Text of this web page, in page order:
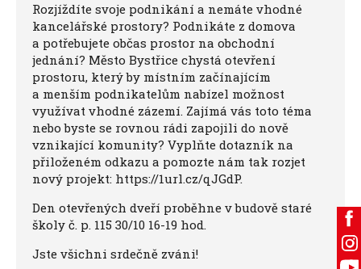
Rozjíždíte svoje podnikání a nemáte vhodné
kancelářské prostory? Podnikáte z domova
a potřebujete občas prostor na obchodní
jednání? Město Bystřice chystá otevření
prostoru, který by místním začínajícím
a menším podnikatelům nabízel možnost
využívat vhodné zázemí. Zajímá vás toto téma
nebo byste se rovnou rádi zapojili do nově
vznikající komunity? Vyplňte dotazník na
přiloženém odkazu a pomozte nám tak rozjet
nový projekt: https://1url.cz/qJGdP.
Den otevřených dveří proběhne v budově staré
školy č. p. 115 30/10 16-19 hod.
Jste všichni srdečně zváni!